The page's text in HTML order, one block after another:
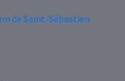
de Saint-Sébastien